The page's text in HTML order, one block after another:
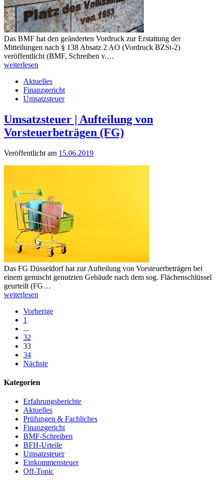
Das BMF hat den geänderten Vordruck zur Erstattung der
Mitteilungen nach § 138 Absatz 2 AO (Vordruck BZSt-2)
veröffentlicht (BMF, Schreiben v.…
weiterlesen
Aktuelles
Finanzgericht
Umsatzsteuer
Umsatzsteuer | Aufteilung von
Vorsteuerbeträgen (FG)
Veröffentlicht am 15.06.2019
Das FG Düsseldorf hat zur Aufteilung von Vorsteuerbeträgen bei
einem gemischt genutzten Gebäude nach dem sog. Flächenschlüssel
geurteilt (FG…
weiterlesen
Vorherige
1
...
32
33
34
Nächste
Kategorien
Erfahrungsberichte
Aktuelles
Prüfungen & Fachliches
Finanzgericht
BMF-Schreiben
BFH-Urteile
Umsatzsteuer
Einkommensteuer
Off-Topic